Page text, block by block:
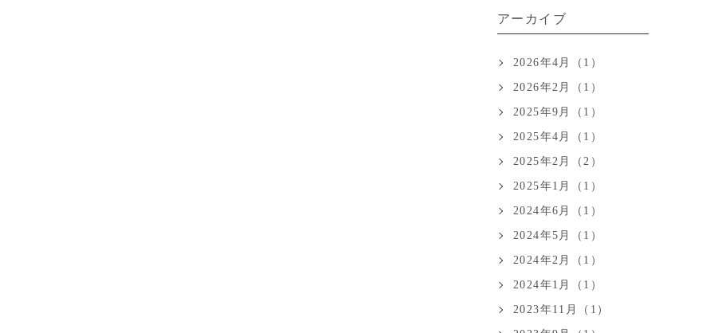
アーカイブ
2026年4月（1）
2026年2月（1）
2025年9月（1）
2025年4月（1）
2025年2月（2）
2025年1月（1）
2024年6月（1）
2024年5月（1）
2024年2月（1）
2024年1月（1）
2023年11月（1）